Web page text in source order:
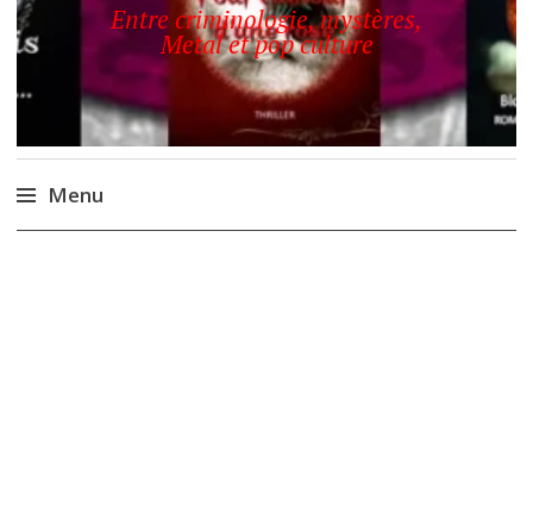
Entre criminologie, mystères,
Metal et pop culture
Menu